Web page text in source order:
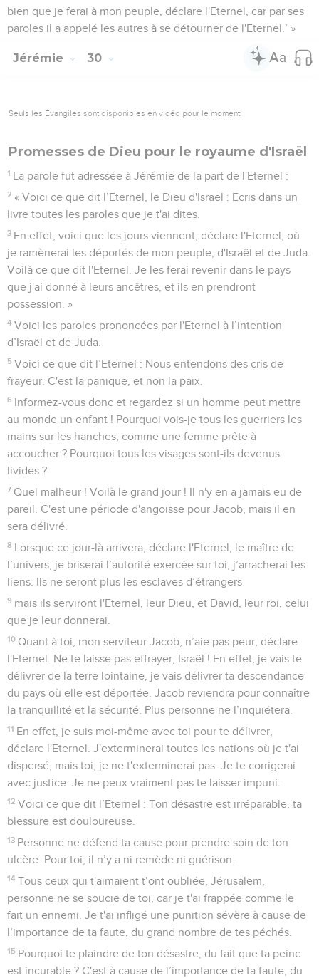
bien que je ferai à mon peuple, déclare l'Eternel, car par ses
paroles il a appelé les autres à se détourner de l'Eternel.’ »
Jérémie 30
Seuls les Évangiles sont disponibles en vidéo pour le moment.
Promesses de Dieu pour le royaume d'Israël
1 La parole fut adressée à Jérémie de la part de l'Eternel :
2 « Voici ce que dit l’Eternel, le Dieu d'Israël : Ecris dans un
livre toutes les paroles que je t'ai dites.
3 En effet, voici que les jours viennent, déclare l'Eternel, où
je ramènerai les déportés de mon peuple, d'Israël et de Juda.
Voilà ce que dit l'Eternel. Je les ferai revenir dans le pays
que j'ai donné à leurs ancêtres, et ils en prendront
possession. »
4 Voici les paroles prononcées par l'Eternel à l’intention
d’Israël et de Juda.
5 Voici ce que dit l’Eternel : Nous entendons des cris de
frayeur. C'est la panique, et non la paix.
6 Informez-vous donc et regardez si un homme peut mettre
au monde un enfant ! Pourquoi vois-je tous les guerriers les
mains sur les hanches, comme une femme prête à
accoucher ? Pourquoi tous les visages sont-ils devenus
livides ?
7 Quel malheur ! Voilà le grand jour ! Il n'y en a jamais eu de
pareil. C'est une période d'angoisse pour Jacob, mais il en
sera délivré.
8 Lorsque ce jour-là arrivera, déclare l'Eternel, le maître de
l’univers, je briserai l’autorité exercée sur toi, j’arracherai tes
liens. Ils ne seront plus les esclaves d’étrangers
9 mais ils serviront l'Eternel, leur Dieu, et David, leur roi, celui
que je leur donnerai.
10 Quant à toi, mon serviteur Jacob, n’aie pas peur, déclare
l'Eternel. Ne te laisse pas effrayer, Israël ! En effet, je vais te
délivrer de la terre lointaine, je vais délivrer ta descendance
du pays où elle est déportée. Jacob reviendra pour connaître
la tranquillité et la sécurité. Plus personne ne l’inquiétera.
11 En effet, je suis moi-même avec toi pour te délivrer,
déclare l'Eternel. J'exterminerai toutes les nations où je t'ai
dispersé, mais toi, je ne t'exterminerai pas. Je te corrigerai
avec justice. Je ne peux vraiment pas te laisser impuni.
12 Voici ce que dit l’Eternel : Ton désastre est irréparable, ta
blessure est douloureuse.
13 Personne ne défend ta cause pour prendre soin de ton
ulcère. Pour toi, il n’y a ni remède ni guérison.
14 Tous ceux qui t'aimaient t’ont oubliée, Jérusalem,
personne ne se soucie de toi, car je t'ai frappée comme le
fait un ennemi. Je t'ai infligé une punition sévère à cause de
l’importance de ta faute, du grand nombre de tes péchés.
15 Pourquoi te plaindre de ton désastre, du fait que ta peine
est incurable ? C'est à cause de l’importance de ta faute, du